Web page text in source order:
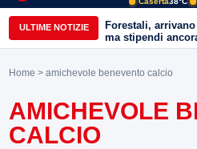
ULTIME NOTIZIE
Forestali,
ma stipendi
più sostenibile”
Home > amichevole benevento calcio
AMICHEVOLE
CALCIO